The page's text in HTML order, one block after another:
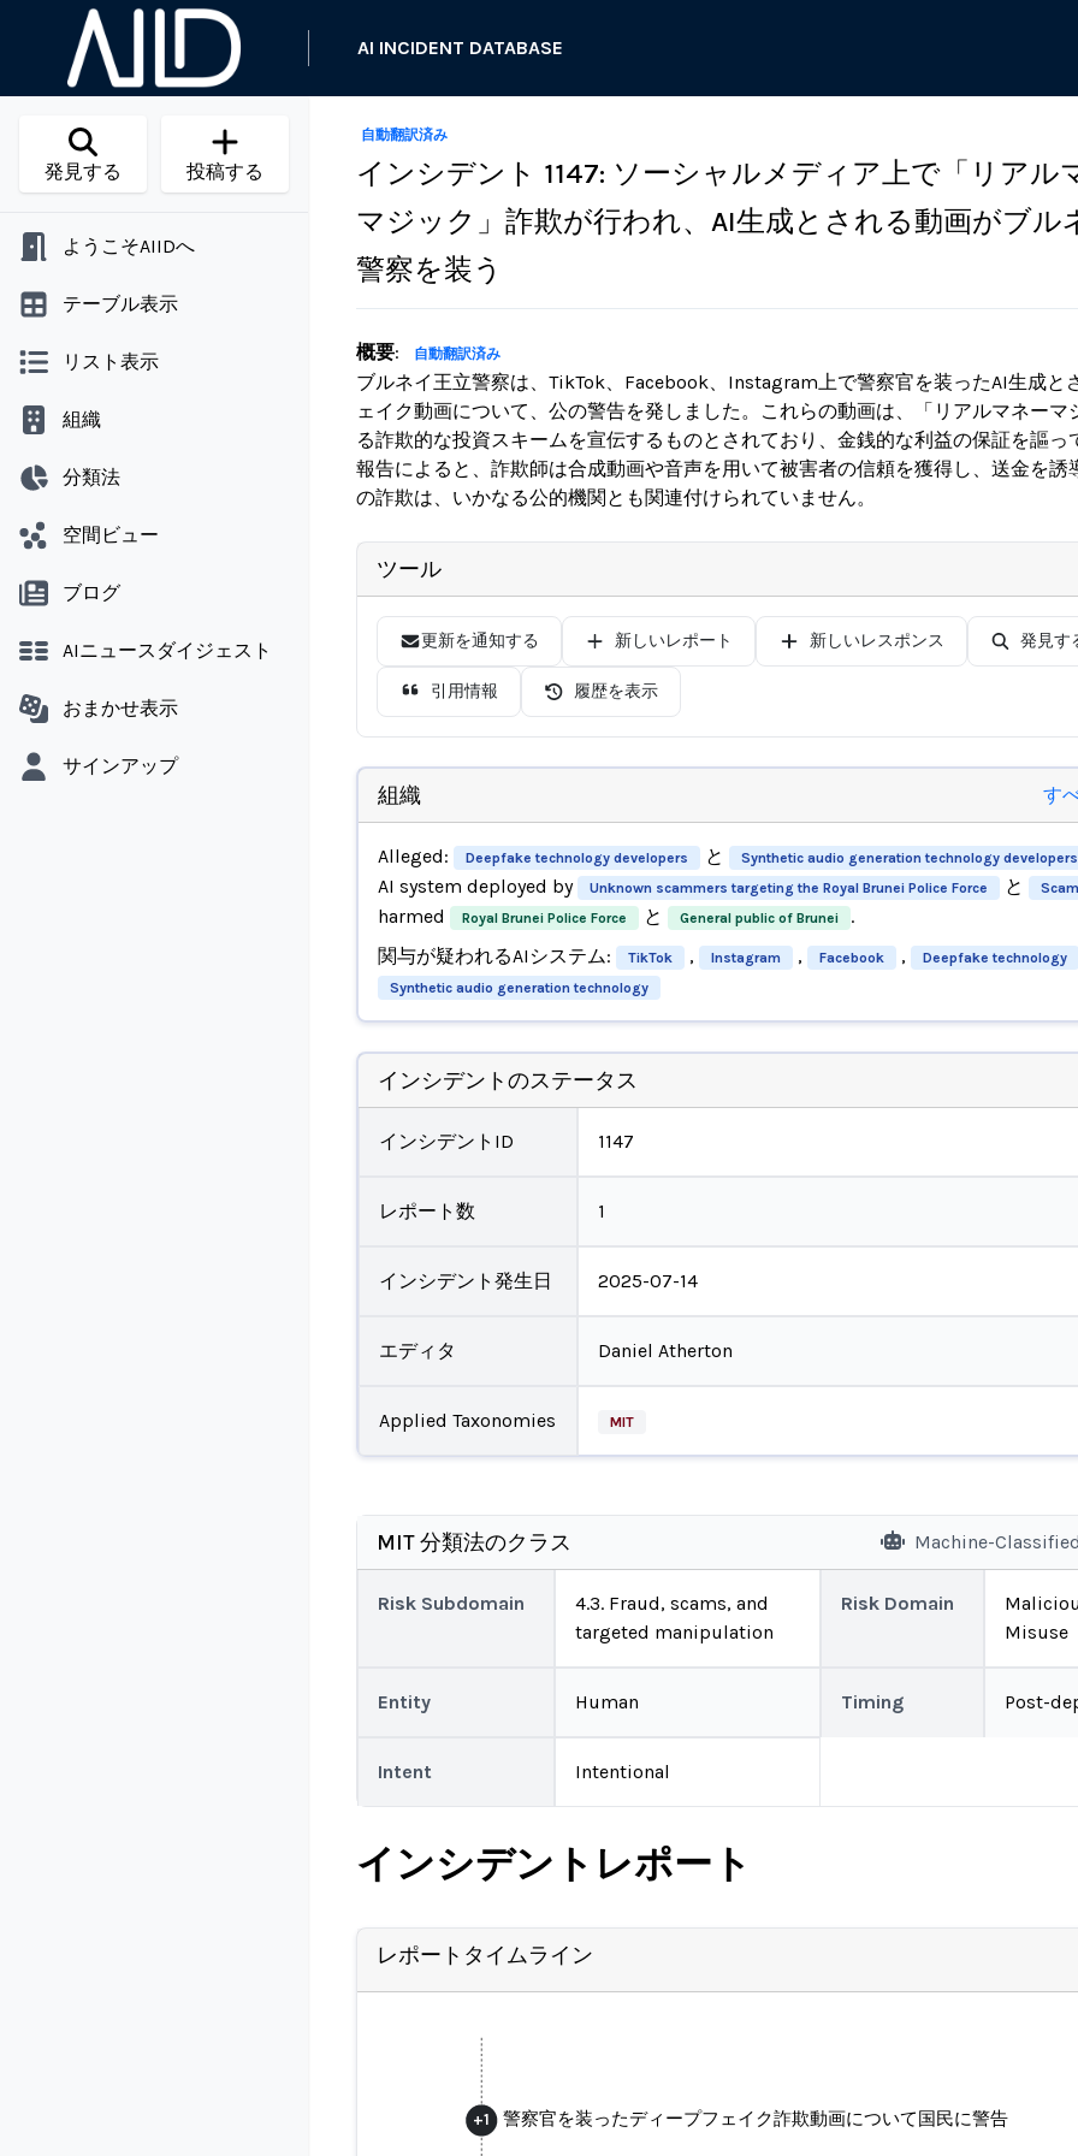
AI INCIDENT DATABASE
発見する 投稿する
ようこそAIIDへ
テーブル表示
リスト表示
組織
分類法
空間ビュー
ブログ
AIニュースダイジェスト
おまかせ表示
サインアップ
自動翻訳済み
インシデント 1147: ソーシャルメディア上で「リアル
マジック」詐欺が行われ、AI生成とされる動画がブル
警察を装う
概要: 自動翻訳済み
ブルネイ王立警察は、TikTok、Facebook、Instagram上で警察官を装ったAI生成と
ェイク動画について、公の警告を発しました。これらの動画は、「リアルマネーマ
る詐欺的な投資スキームを宣伝するものとされており、金銭的な利益の保証を謳っ
報告によると、詐欺師は合成動画や音声を用いて被害者の信頼を獲得し、送金を誘
の詐欺は、いかなる公的機関とも関連付けられていません。
ツール
更新を通知する 新しいレポート 新しいレスポンス 発見す
引用情報 履歴を表示
組織 す
Alleged: Deepfake technology developers と Synthetic audio generation technology developers
AI system deployed by Unknown scammers targeting the Royal Brunei Police Force と
harmed Royal Brunei Police Force と General public of Brunei
.
関与が疑われるAIシステム:
TikTok , Instagram , Facebook ,
Deepfake technology
Synthetic audio generation technology
インシデントのステータス
インシデントID 1147
レポート数 1
インシデント発生日 2025-07-14
エディタ Daniel Atherton
Applied Taxonomies MIT
MIT 分類法のクラス Machine-
Risk Subdomain
4.3. Fraud, scams, and
targeted manipulation
Risk Domain
Misuse
Entity Human Timing Post-
Intent Intentional
インシデントレポート
レポートタイムライン
+1 警察官を装ったディープフェイク詐欺動画について国民に警告